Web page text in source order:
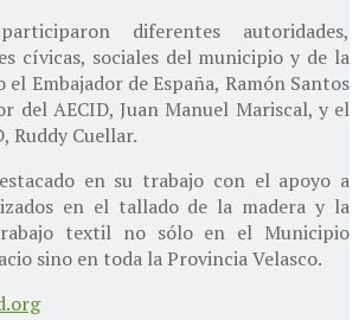
diferentes autoridades,
cívicas, sociales del municipio y de la
Embajador de España, Ramón Santos
del AECID, Juan Manuel Mariscal, y el
Ruddy Cuellar.
en su trabajo con el apoyo a
en el tallado de la madera y la
textil no sólo en el Municipio
sino en toda la Provincia Velasco.